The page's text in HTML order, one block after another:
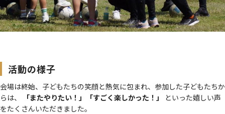
活動の様子
会場は終始、子どもたちの笑顔と熱気に包まれ、参加した子どもたちか
らは、
「またやりたい！」「すごく楽しかった！」
といった嬉しい声
をたくさんいただきました。